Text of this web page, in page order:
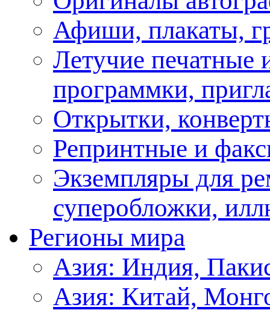
Афиши, плакаты,
Летучие печатные
программки,
Открытки,
Репринтные и
Экземпляры для
суперобложки,
Регионы мира
Азия: Индия,
Азия: Китай,